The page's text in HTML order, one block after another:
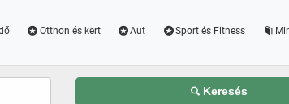
Otthon és kert Aut Sport és Fitness
Keresés